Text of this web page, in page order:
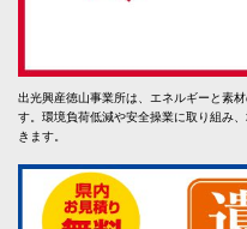
出光興産徳山事業所は、エネルギーと素
す。環境負荷低減や安全操業に取り組み
きます。